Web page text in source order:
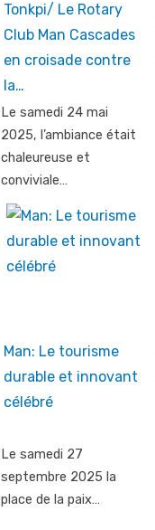
Tonkpi/ Le Rotary
Club Man Cascades
en croisade contre
la…
Le samedi 24 mai
2025, l’ambiance était
chaleureuse et
conviviale…
Man: Le tourisme
durable et innovant
célébré
Le samedi 27
septembre 2025 la
place de la paix…